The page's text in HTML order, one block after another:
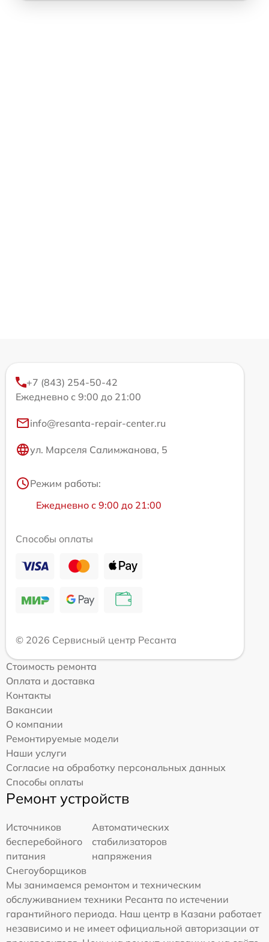
+7 (843) 254-50-42
Ежедневно с 9:00 до 21:00
info@resanta-repair-center.ru
ул. Марселя Салимжанова, 5
Режим работы:
Ежедневно с 9:00 до 21:00
Способы оплаты
© 2026 Сервисный центр Ресанта
Стоимость ремонта
Оплата и доставка
Контакты
Вакансии
О компании
Ремонтируемые модели
Наши услуги
Согласие на обработку персональных данных
Способы оплаты
Ремонт устройств
Источников
бесперебойного
питания
Автоматических
стабилизаторов
напряжения
Снегоуборщиков
Мы занимаемся ремонтом и техническим
обслуживанием техники Ресанта по истечении
гарантийного периода. Наш центр в Казани работает
независимо и не имеет официальной авторизации от